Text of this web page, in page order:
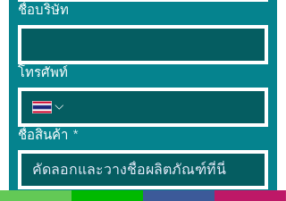
ชื่อบริษัท
โทรศัพท์
ชื่อสินค้า *